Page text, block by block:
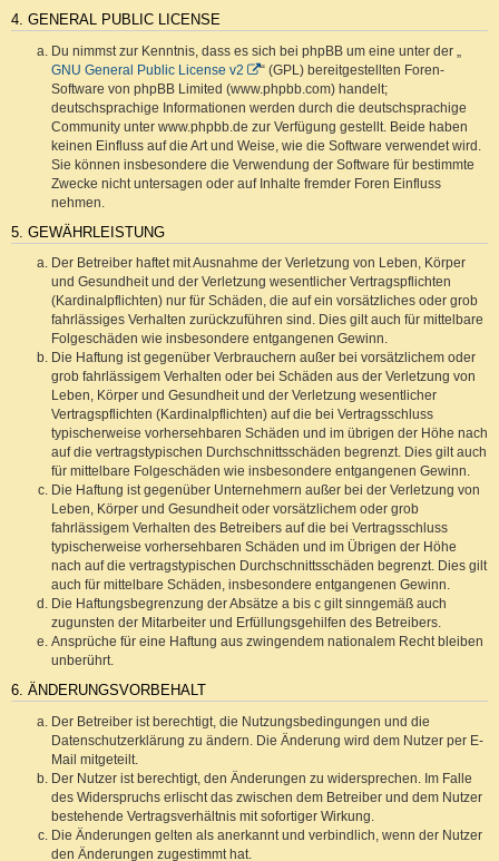
4. GENERAL PUBLIC LICENSE
Du nimmst zur Kenntnis, dass es sich bei phpBB um eine unter der „
GNU General Public License v2
“ (GPL) bereitgestellten Foren-
Software von phpBB Limited (www.phpbb.com) handelt;
deutschsprachige Informationen werden durch die deutschsprachige
Community unter www.phpbb.de zur Verfügung gestellt. Beide haben
keinen Einfluss auf die Art und Weise, wie die Software verwendet wird.
Sie können insbesondere die Verwendung der Software für bestimmte
Zwecke nicht untersagen oder auf Inhalte fremder Foren Einfluss
nehmen.
5. GEWÄHRLEISTUNG
Der Betreiber haftet mit Ausnahme der Verletzung von Leben, Körper
und Gesundheit und der Verletzung wesentlicher Vertragspflichten
(Kardinalpflichten) nur für Schäden, die auf ein vorsätzliches oder grob
fahrlässiges Verhalten zurückzuführen sind. Dies gilt auch für mittelbare
Folgeschäden wie insbesondere entgangenen Gewinn.
Die Haftung ist gegenüber Verbrauchern außer bei vorsätzlichem oder
grob fahrlässigem Verhalten oder bei Schäden aus der Verletzung von
Leben, Körper und Gesundheit und der Verletzung wesentlicher
Vertragspflichten (Kardinalpflichten) auf die bei Vertragsschluss
typischerweise vorhersehbaren Schäden und im übrigen der Höhe nach
auf die vertragstypischen Durchschnittsschäden begrenzt. Dies gilt auch
für mittelbare Folgeschäden wie insbesondere entgangenen Gewinn.
Die Haftung ist gegenüber Unternehmern außer bei der Verletzung von
Leben, Körper und Gesundheit oder vorsätzlichem oder grob
fahrlässigem Verhalten des Betreibers auf die bei Vertragsschluss
typischerweise vorhersehbaren Schäden und im Übrigen der Höhe
nach auf die vertragstypischen Durchschnittsschäden begrenzt. Dies gilt
auch für mittelbare Schäden, insbesondere entgangenen Gewinn.
Die Haftungsbegrenzung der Absätze a bis c gilt sinngemäß auch
zugunsten der Mitarbeiter und Erfüllungsgehilfen des Betreibers.
Ansprüche für eine Haftung aus zwingendem nationalem Recht bleiben
unberührt.
6. ÄNDERUNGSVORBEHALT
Der Betreiber ist berechtigt, die Nutzungsbedingungen und die
Datenschutzerklärung zu ändern. Die Änderung wird dem Nutzer per E-
Mail mitgeteilt.
Der Nutzer ist berechtigt, den Änderungen zu widersprechen. Im Falle
des Widerspruchs erlischt das zwischen dem Betreiber und dem Nutzer
bestehende Vertragsverhältnis mit sofortiger Wirkung.
Die Änderungen gelten als anerkannt und verbindlich, wenn der Nutzer
den Änderungen zugestimmt hat.